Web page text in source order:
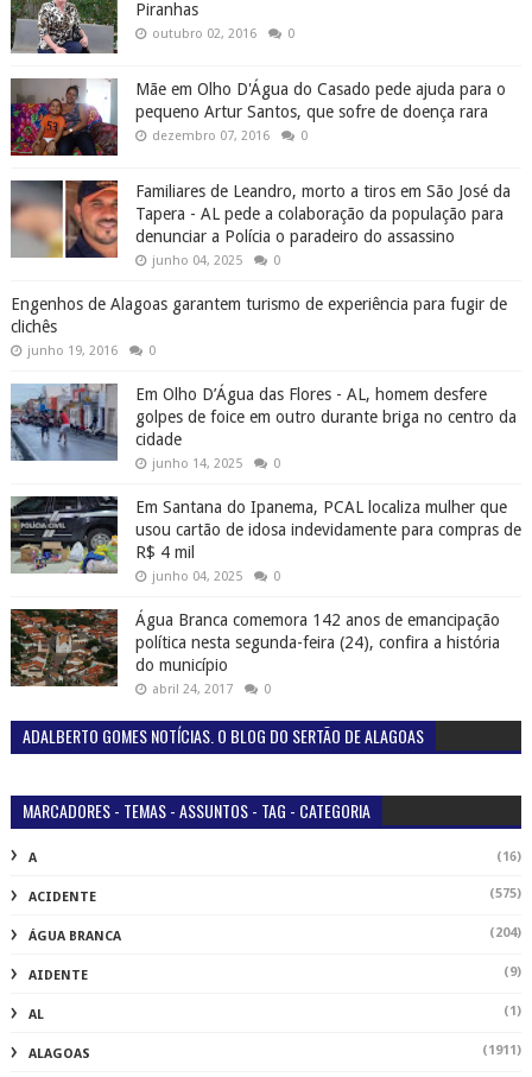
Piranhas
outubro 02, 2016 0
Mãe em Olho D'Água do Casado pede ajuda para o
pequeno Artur Santos, que sofre de doença rara
dezembro 07, 2016 0
Familiares de Leandro, morto a tiros em São José da
Tapera - AL pede a colaboração da população para
denunciar a Polícia o paradeiro do assassino
junho 04, 2025 0
Engenhos de Alagoas garantem turismo de experiência para fugir de
clichês
junho 19, 2016 0
Em Olho D’Água das Flores - AL, homem desfere
golpes de foice em outro durante briga no centro da
cidade
junho 14, 2025 0
Em Santana do Ipanema, PCAL localiza mulher que
usou cartão de idosa indevidamente para compras de
R$ 4 mil
junho 04, 2025 0
Água Branca comemora 142 anos de emancipação
política nesta segunda-feira (24), confira a história
do município
abril 24, 2017 0
ADALBERTO GOMES NOTÍCIAS. O BLOG DO SERTÃO DE ALAGOAS
MARCADORES - TEMAS - ASSUNTOS - TAG - CATEGORIA
A (16)
ACIDENTE (575)
ÁGUA BRANCA (204)
AIDENTE (9)
AL (1)
ALAGOAS (1911)